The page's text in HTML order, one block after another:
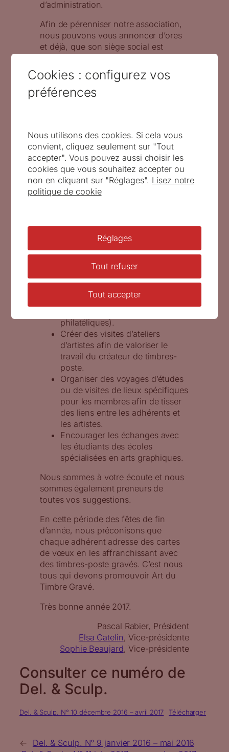
d’administration.
Afin de pérenniser notre association,
nous pouvons vous annoncer d’ores
et déjà, que son siège social est
Paris. Cette « Bibliothèque nationale »
du timbre est le lieu de conservation
des créations graphiques et des
Notre action sera de poursuivre et de
développer l’œuvre engagée par les
fondateurs. Nous souhaitons :
Développer les relations avec
tous les institutionnels (La Poste,
musées, associations, Fédération
Rénover le site Internet de
l’association.
Mettre en place des relais
régionaux pour continuer à
promouvoir l’art de la gravure,
des expositions / animations
philatéliques).
Créer des visites d’ateliers
d’artistes afin de valoriser le
travail du créateur de timbres-
poste.
Organiser des voyages d’études
ou de visites de lieux spécifiques
pour les membres afin de tisser
des liens entre les adhérents et
les artistes.
Encourager les échanges avec
les étudiants des écoles
spécialisées en arts graphiques.
Nous sommes à votre écoute et nous
sommes également preneurs de
toutes vos suggestions.
En cette période des fêtes de fin
d’année, nous préconisons que
chaque adhérent adresse des cartes
de vœux en les affranchissant avec
des timbres-poste gravés. C’est nous
tous qui devons promouvoir Art du
Timbre Gravé.
Très bonne année 2017.
Pascal Rabier, Président
Elsa Catelin , Vice-présidente
Sophie Beaujard, Vice-présidente
Consulter ce numéro de
Del. & Sculp.
Del. & Sculp. N° 10 décembre 2016 – avril 2017 Télécharger
←
Del. & Sculp. N° 9 janvier 2016 – mai 2016
Cookies : configurez vos
préférences
Nous utilisons des cookies. Si cela vous
convient, cliquez seulement sur "Tout
accepter". Vous pouvez aussi choisir les
cookies que vous souhaitez accepter ou
non en cliquant sur "Réglages". Lisez notre
politique de cookie
Réglages
Tout refuser
Tout accepter